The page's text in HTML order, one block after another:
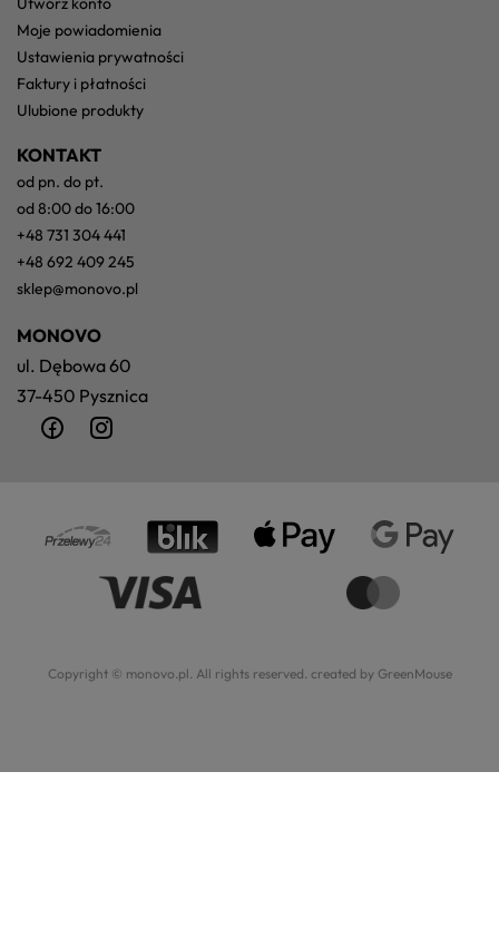
moje powiadomienia
ustawienia prywatności
faktury i płatności
ulubione produkty
MONOVO
ul. Dębowa 60
37-450 Pysznica
KONTAKT
od pn. do pt.
od 8:00 do 16:00
+48 731 304 441
+48 692 409 245
sklep@monovo.pl
Copyright © monovo.pl. All rights reserved. created by GreenMouse